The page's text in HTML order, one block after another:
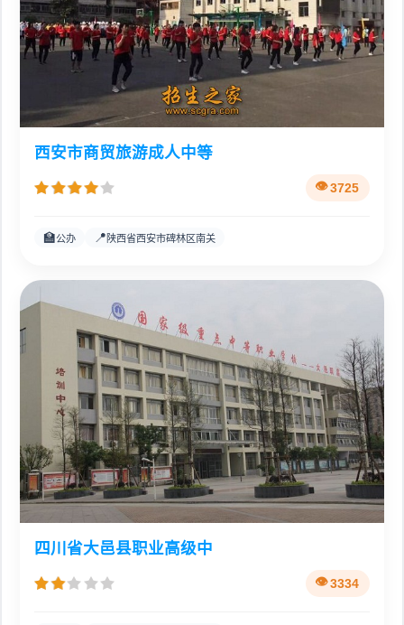
西安市商贸旅游成人中等
3725
🏫公办 📍 陕西省西安市碑林区南关
四川省大邑县职业高级中
3334